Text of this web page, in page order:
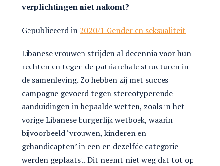
verplichtingen niet nakomt?
Gepubliceerd in 2020/1 Gender en seksualiteit
Libanese vrouwen strijden al decennia voor hun
rechten en tegen de patriarchale structuren in
de samenleving. Zo hebben zij met succes
campagne gevoerd tegen stereotyperende
aanduidingen in bepaalde wetten, zoals in het
vorige Libanese burgerlijk wetboek, waarin
bijvoorbeeld ‘vrouwen, kinderen en
gehandicapten’ in een en dezelfde categorie
werden geplaatst. Dit neemt niet weg dat tot op